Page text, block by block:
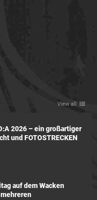
View all
2026 – ein großartiger
und FOTOSTRECKEN
auf dem Wacken